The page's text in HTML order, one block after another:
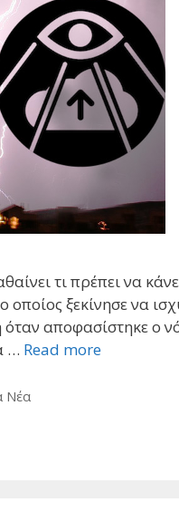
τι πρέπει να
ξεκίνησε να
όταν αποφασίστηκε ο
… Read more
Νέα